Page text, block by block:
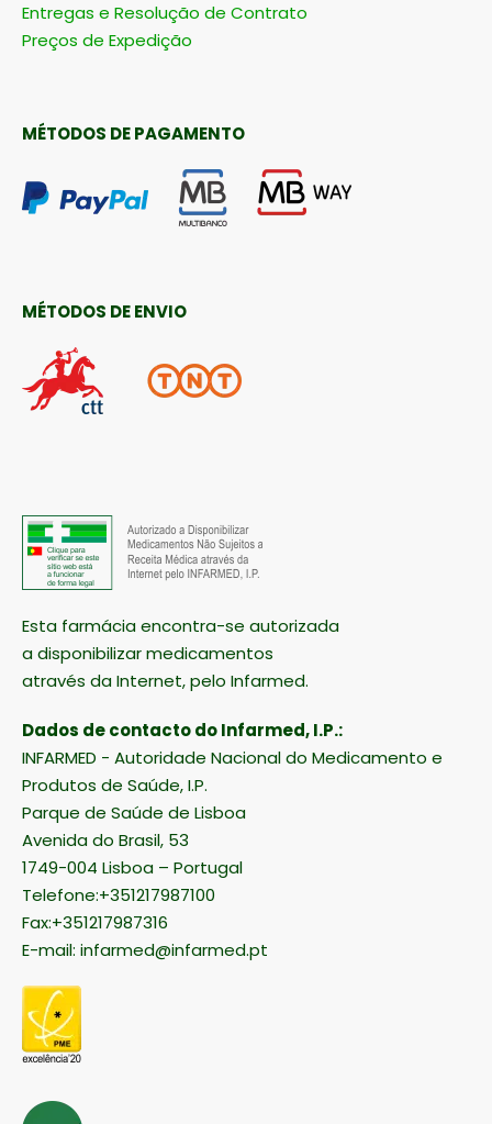
Entregas e Resolução de Contrato
Preços de Expedição
MÉTODOS DE PAGAMENTO
MÉTODOS DE ENVIO
Esta farmácia encontra-se autorizada
a disponibilizar medicamentos
através da Internet, pelo Infarmed.
Dados de contacto do Infarmed, I.P.:
INFARMED - Autoridade Nacional do Medicamento e
Produtos de Saúde, I.P.
Parque de Saúde de Lisboa
Avenida do Brasil, 53
1749-004 Lisboa – Portugal
Telefone:+351217987100
Fax:+351217987316
E-mail: infarmed@infarmed.pt